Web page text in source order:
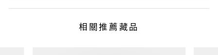
相關推薦藏品